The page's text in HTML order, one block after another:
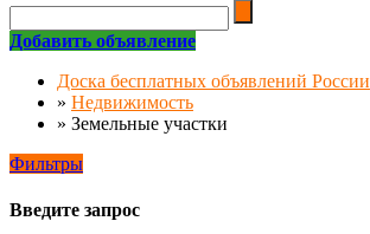
Добавить объявление
Доска бесплатных объявлений России
» Недвижимость
» Земельные участки
Фильтры
Введите запрос